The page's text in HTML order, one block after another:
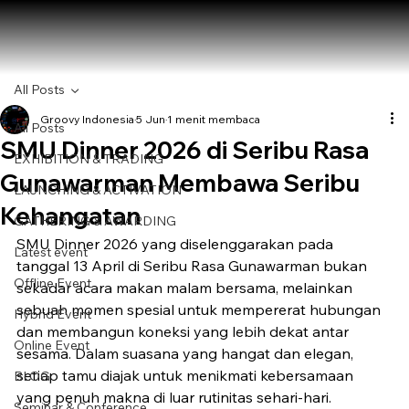
All Posts
EXHIBITION & TRADING
LAUNCHING & ACTIVATION
GATHERING & AWARDING
Latest event
Offline Event
Hybrid Event
Online Event
BLOG
All Posts
SMU Dinner 2026 di Seribu Rasa
Gunawarman Membawa Seribu
Kehangatan
Groovy Indonesia 5 Jun 1 menit membaca
SMU Dinner 2026 yang diselenggarakan pada
tanggal 13 April di Seribu Rasa Gunawarman bukan
sekadar acara makan malam bersama, melainkan
sebuah momen spesial untuk mempererat hubungan
dan membangun koneksi yang lebih dekat antar
sesama. Dalam suasana yang hangat dan elegan,
setiap tamu diajak untuk menikmati kebersamaan
yang penuh makna di luar rutinitas sehari-hari.